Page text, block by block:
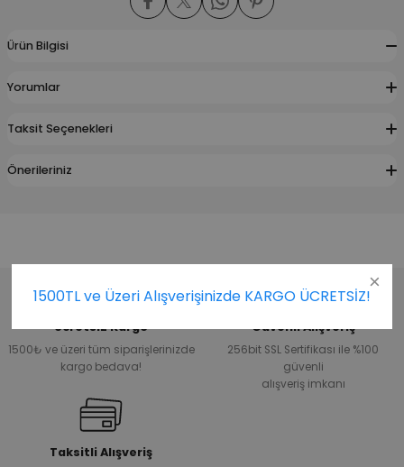
Ürün Bilgisi
Yorumlar
Taksit Seçenekleri
Önerileriniz
Ücretsiz Kargo
1500₺ ve üzeri tüm siparişlerinizde
kargo bedava!
Güvenli Alışveriş
256bit SSL Sertifikası ile %100
güvenli
alışveriş imkanı
Taksitli Alışveriş
1500TL ve Üzeri Alışverişinizde KARGO ÜCRETSİZ!